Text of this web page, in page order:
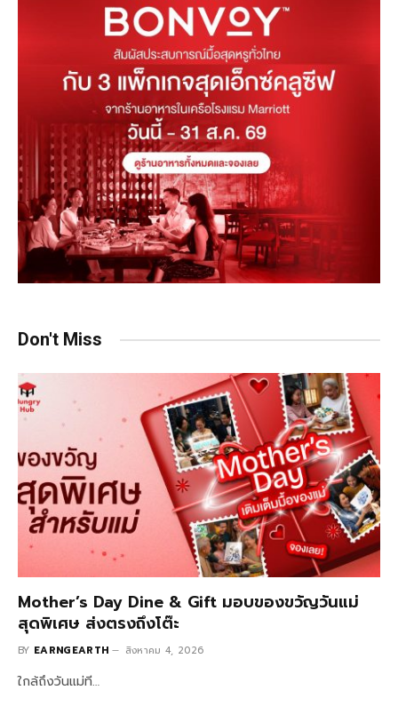
Don't Miss
Mother’s Day Dine & Gift มอบของขวัญวันแม่
สุดพิเศษ ส่งตรงถึงโต๊ะ
BY EARNGEARTH สิงหาคม 4, 2026
ใกล้ถึงวันแม่ที…